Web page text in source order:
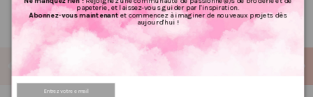
papeterie, et laissez-vous guider par l'inspiration.
Abonnez-vous maintenantet commencez à imaginer de nouveaux projets dès
aujourd'hui !